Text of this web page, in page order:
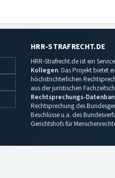
HRR-STRAFRECHT.DE
HRR-Strafrecht.de ist ein
Kollegen. Das Projekt bietet
höchstrichterlichen
aus der juristischen
Rechtsprechungs-
Rechtsprechung des
Beschlüsse u.a. des
Gerichtshofs für